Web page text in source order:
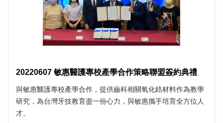
20220607 敏惠醫護專校產學合作策略聯盟簽約典禮
與敏惠醫護專校產學合作，提供齒科相關氧化鋯材料作為教學
研究，為台灣牙技教育盡一份心力，與敏惠攜手培育全方位人
才。